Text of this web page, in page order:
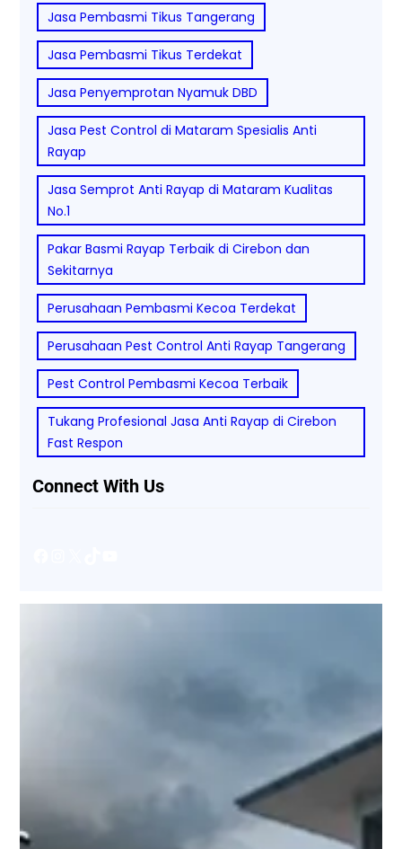
Jasa Pembasmi Tikus Tangerang
Jasa Pembasmi Tikus Terdekat
Jasa Penyemprotan Nyamuk DBD
Jasa Pest Control di Mataram Spesialis Anti
Rayap
Jasa Semprot Anti Rayap di Mataram Kualitas
No.1
Pakar Basmi Rayap Terbaik di Cirebon dan
Sekitarnya
Perusahaan Pembasmi Kecoa Terdekat
Perusahaan Pest Control Anti Rayap Tangerang
Pest Control Pembasmi Kecoa Terbaik
Tukang Profesional Jasa Anti Rayap di Cirebon
Fast Respon
Connect With Us